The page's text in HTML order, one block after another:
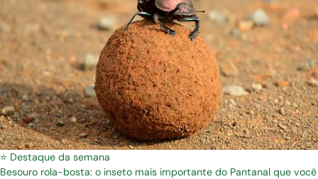
⭐ Destaque da semana
Besouro rola-bosta: o inseto mais importante do Pantanal que você